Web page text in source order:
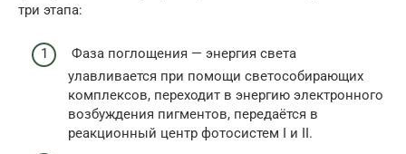
три этапа:
Фаза поглощения — энергия света
улавливается при помощи светособирающих
комплексов, переходит в энергию электронного
возбуждения пигментов, передаётся в
реакционный центр фотосистем I и II.